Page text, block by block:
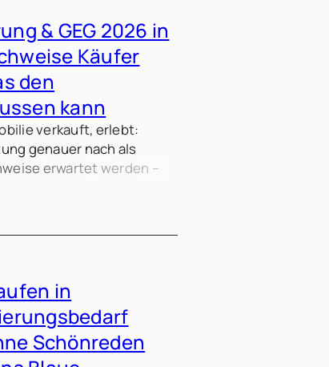
& GEG 2026 in
Käufer
den
kann
verkauft, erlebt:
genauer nach als
erwartet werden –
spürbar
in
Schönreden